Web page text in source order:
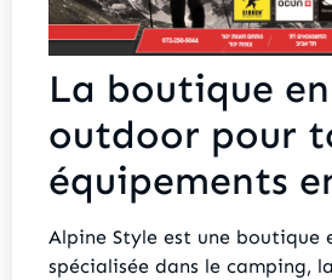
La boutique
outdoor pour
équipements
Alpine Style est une boutique
spécialisée dans le camping,